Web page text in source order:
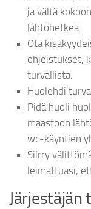
ja vältä
lähtöhetkeä.
Ota
ohjeistukset,
turvallista.
Huolehdi
Pidä huoli
maastoon
wc-käyntien
Siirry
leimattuasi,